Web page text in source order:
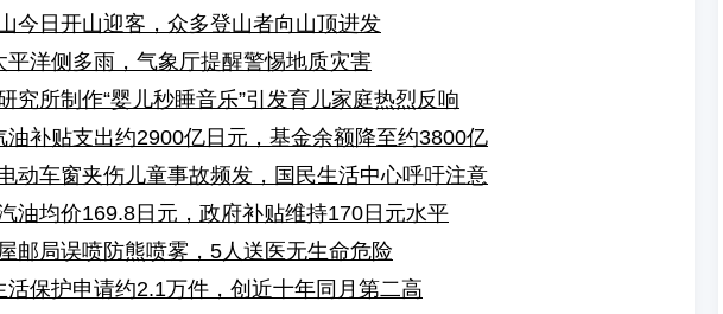
今日开山迎客，众多登山者向山顶进发
平洋侧多雨，气象厅提醒警惕地质灾害
究所制作“婴儿秒睡音乐”引发育儿家庭热烈反响
油补贴支出约2900亿日元，基金余额降至约3800亿
动车窗夹伤儿童事故频发，国民生活中心呼吁注意
油均价169.8日元，政府补贴维持170日元水平
邮局误喷防熊喷雾，5人送医无生命危险
活保护申请约2.1万件，创近十年同月第二高